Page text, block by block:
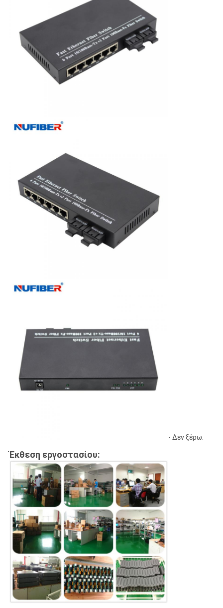
- Δεν ξέρω.
Έκθεση εργοστασίου: